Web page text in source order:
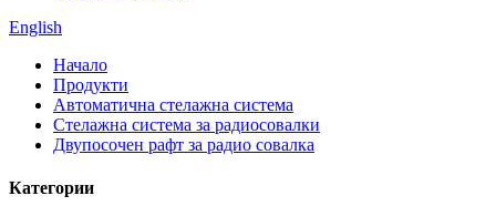
English
Начало
Продукти
Автоматична стелажна система
Стелажна система за радиосовалки
Двупосочен рафт за радио совалка
Категории